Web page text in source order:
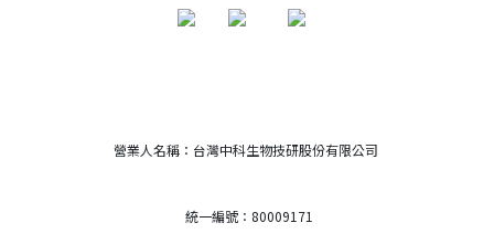
營業人名稱：台灣中科生物技研股份有限公司
統一編號：80009171